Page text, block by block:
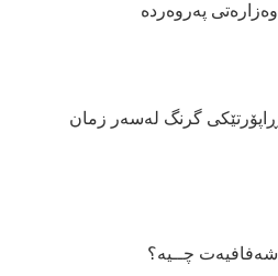
وەزارەتی پەروەردە
ڕاپۆرتێكی گرنگ لەسەر زمان
شەفافیەت چــیە؟